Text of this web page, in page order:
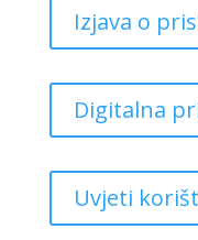
Izjava o
Digitalna
Uvjeti